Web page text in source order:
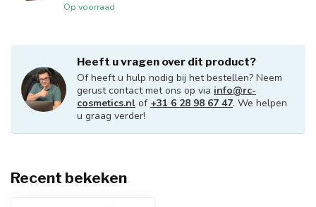
Op voorraad
Heeft u vragen over dit product?
Of heeft u hulp nodig bij het bestellen? Neem
gerust contact met ons op via info@rc-
cosmetics.nl of +31 6 28 98 67 47. We helpen
u graag verder!
Recent bekeken